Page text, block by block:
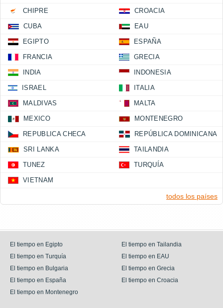
CHIPRE CROACIA
CUBA EAU
EGIPTO ESPAÑA
FRANCIA GRECIA
INDIA INDONESIA
ISRAEL ITALIA
MALDIVAS MALTA
MEXICO MONTENEGRO
REPUBLICA CHECA REPÚBLICA DOMINICANA
SRI LANKA TAILANDIA
TUNEZ TURQUÍA
VIETNAM
todos los países
El tiempo en Egipto
El tiempo en Tailandia
El tiempo en Turquía
El tiempo en EAU
El tiempo en Bulgaria
El tiempo en Grecia
El tiempo en España
El tiempo en Croacia
El tiempo en Montenegro